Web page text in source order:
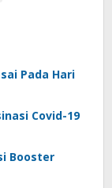
Pada Hari
Covid-19
Booster